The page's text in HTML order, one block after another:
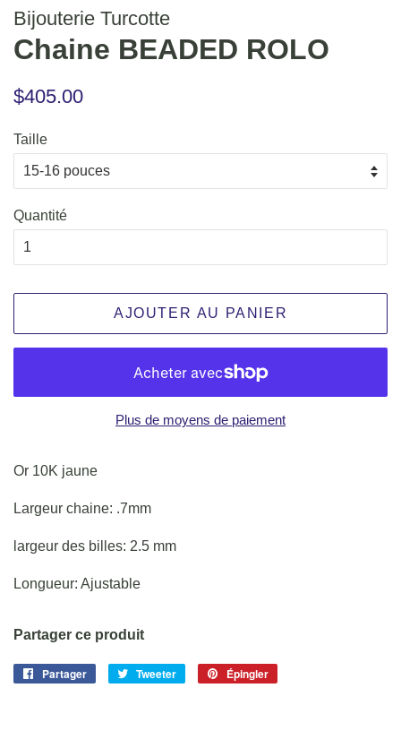
Bijouterie Turcotte
Chaine BEADED ROLO
Prix
$405.00
Taille
Quantité
AJOUTER AU PANIER
Plus de moyens de paiement
Or 10K jaune
Largeur chaine: .7mm
largeur des billes: 2.5 mm
Longueur: Ajustable
Partager ce produit
Partager
PartagerTweeter
Tweeter
Épingler